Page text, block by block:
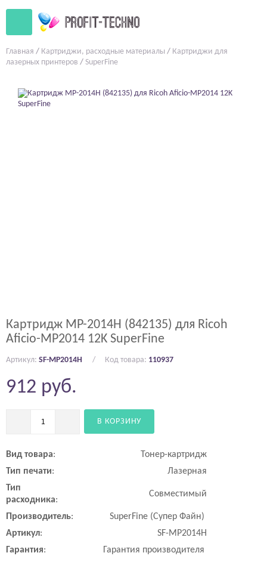
Главная / Картриджи, расходные материалы / Картриджи для
лазерных принтеров / SuperFine
Картридж MP-2014H (842135) для Ricoh
Aficio-MP2014 12K SuperFine
Артикул: SF-MP2014H Код товара: 110937
Вид товара:
Тонер-картридж
Тип печати:
Лазерная
Тип
расходника:
Совместимый
Производитель:
SuperFine (Супер Файн)
Артикул:
SF-MP2014H
Гарантия: Гарантия производителя
912 руб.
В КОРЗИНУ